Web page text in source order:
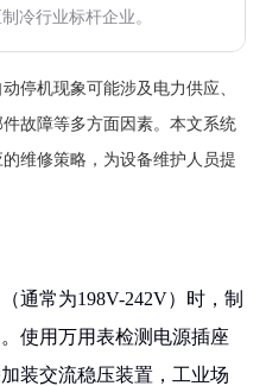
冷行业标杆企业。
停机现象可能涉及电力供应、
故障等多方面因素。本文系统
维修策略，为设备维护人员提
通常为198V-242V）时，制
使用万用表检测电源插座
装交流稳压装置，工业场